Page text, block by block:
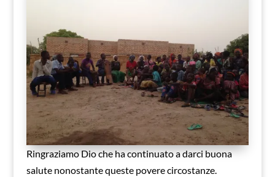
Ringraziamo Dio che ha continuato a darci buona
salute nonostante queste povere circostanze.